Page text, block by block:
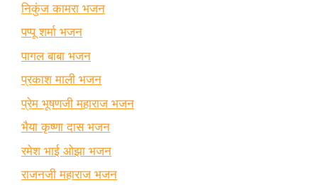
निकुंज कामरा भजन
पप्पू शर्मा भजन
पागल बाबा भजन
प्रकाश माली भजन
प्रेम भूषणजी महाराज भजन
भैया कृष्णा दास भजन
रमेश भाई ओझा भजन
राजनजी महाराज भजन